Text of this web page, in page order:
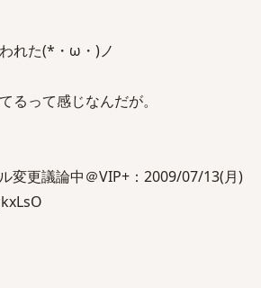
れた(*・ω・)ノ
るって感じなんだが。
変更議論中＠VIP+：2009/07/13(月)